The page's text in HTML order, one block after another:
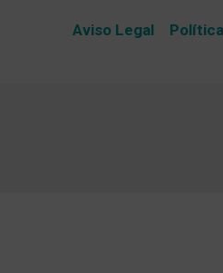
Aviso Legal